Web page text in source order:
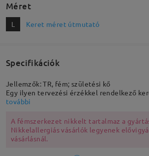
Méret
L Keret méret útmutató
Specifikációk
Jellemzők: TR, fém; születési kő
Egy ilyen tervezési érzékkel rendelkező
függővel figyelemfelkeltő és avantgárd. Az
csodálatos keretnek. Kötelező kiegészítő
szeretnének feltűnő és tartós benyomást
további
A fémszerkezet nikkelt tartalmaz a
Nikkelallergiás vásárlók legyenek
vásárlásnál.